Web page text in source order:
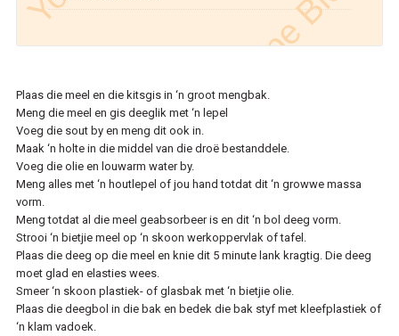
Plaas die meel en die kitsgis in ‘n groot mengbak.
​Meng die meel en gis deeglik met ‘n lepel
​Voeg die sout by en meng dit ook in.
​Maak ‘n holte in die middel van die droë bestanddele.
​Voeg die olie en louwarm water by.
​Meng alles met ‘n houtlepel of jou hand totdat dit ‘n growwe massa
vorm.
​Meng totdat al die meel geabsorbeer is en dit ‘n bol deeg vorm.
​Strooi ‘n bietjie meel op ‘n skoon werkoppervlak of tafel.
​Plaas die deeg op die meel en knie dit 5 minute lank kragtig. Die deeg
moet glad en elasties wees.
​Smeer ‘n skoon plastiek- of glasbak met ‘n bietjie olie.
​Plaas die deegbol in die bak en ​bedek die bak styf met kleefplastiek of
‘n klam vadoek.